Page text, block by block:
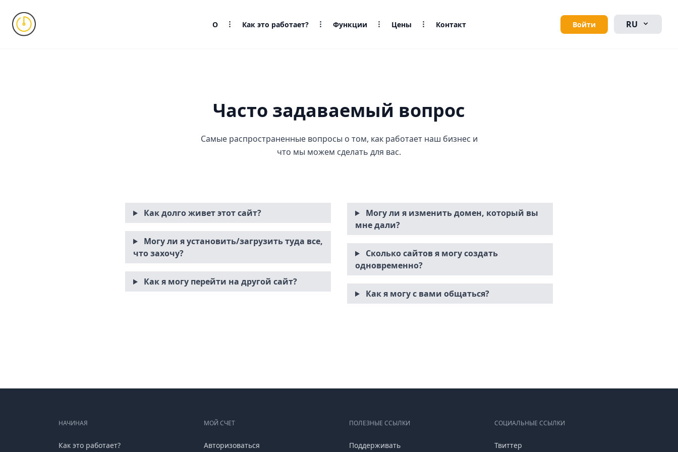
О Как это работает? Функции Цены Контакт Войти RU
Часто задаваемый вопрос
Самые распространенные вопросы о том, как работает наш бизнес и
что мы можем сделать для вас.
Как долго живет этот сайт?
Могу ли я установить/загрузить туда все,
что захочу?
Как я могу перейти на другой сайт?
Могу ли я изменить домен, который вы
мне дали?
Сколько сайтов я могу создать
одновременно?
Как я могу с вами общаться?
НАЧИНАЯ
Как это работает?
МОЙ СЧЕТ
Авторизоваться
ПОЛЕЗНЫЕ ССЫЛКИ
Поддерживать
СОЦИАЛЬНЫЕ ССЫЛКИ
Твиттер